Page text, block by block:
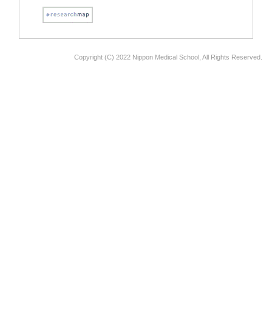
Copyright (C) 2022 Nippon Medical School, All Rights Reserved.